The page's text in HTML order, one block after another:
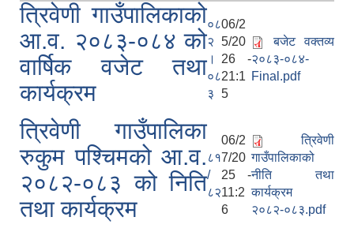
त्रिवेणी गाउँपालिकाको
आ.व. २०८३-०८४ को
वार्षिक वजेट तथा
कार्यक्रम
०८
२
।
०८
३
06/2
5/20
26 -
21:1
5
बजेट वक्तव्य
२०८३-०८४-
Final.pdf
त्रिवेणी गाउँपालिका
रुकुम पश्‍चिमको आ.व.
२०८२-०८३ को निति
तथा कार्यक्रम
८१
/
८२
06/2
7/20
25 -
11:2
6
त्रिवेणी
गाउँपालिकाको
नीति तथा
कार्यक्रम
२०८२-०८३.pdf